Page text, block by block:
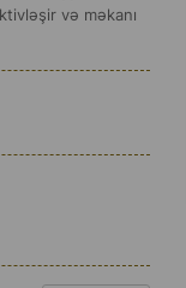
və məkanı